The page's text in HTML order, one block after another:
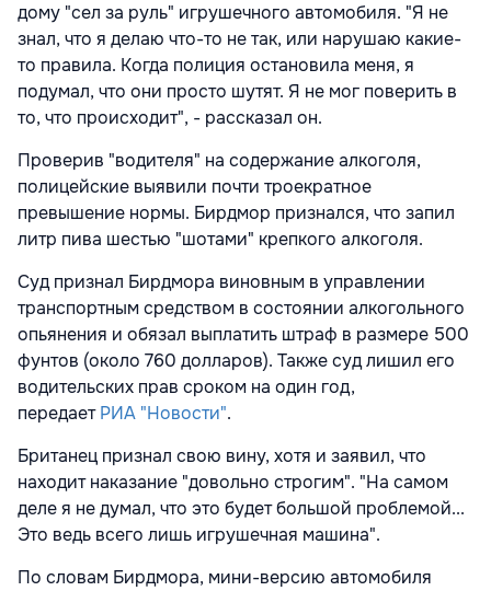
дому "сел за руль" игрушечного автомобиля. "Я не
знал, что я делаю что-то не так, или нарушаю какие-
то правила. Когда полиция остановила меня, я
подумал, что они просто шутят. Я не мог поверить в
то, что происходит", - рассказал он.
Проверив "водителя" на содержание алкоголя,
полицейские выявили почти троекратное
превышение нормы. Бирдмор признался, что запил
литр пива шестью "шотами" крепкого алкоголя.
Суд признал Бирдмора виновным в управлении
транспортным средством в состоянии алкогольного
опьянения и обязал выплатить штраф в размере 500
фунтов (около 760 долларов). Также суд лишил его
водительских прав сроком на один год,
передаетРИА "Новости".
Британец признал свою вину, хотя и заявил, что
находит наказание "довольно строгим". "На самом
деле я не думал, что это будет большой проблемой...
Это ведь всего лишь игрушечная машина".
По словам Бирдмора, мини-версию автомобиля